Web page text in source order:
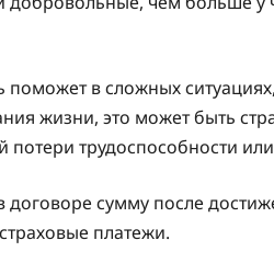
поможет в сложных
жизни, это может быть
потери трудоспособности
сумму после
платежи.